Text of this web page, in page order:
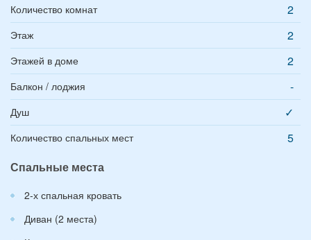
Количество комнат 2
Этаж 2
Этажей в доме 2
Балкон / лоджия -
Душ ✓
Количество спальных мест
5
Спальные места
2-х спальная кровать
Диван (2 места)